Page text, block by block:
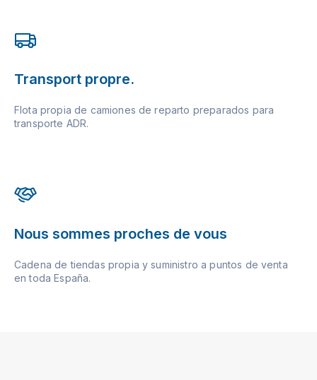
Transport propre.
Flota propia de camiones de reparto preparados para
transporte ADR.
Nous sommes proches de vous
Cadena de tiendas propia y suministro a puntos de venta
en toda España.